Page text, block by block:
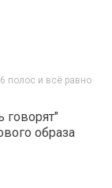
полос и всё равно
говорят"
образа